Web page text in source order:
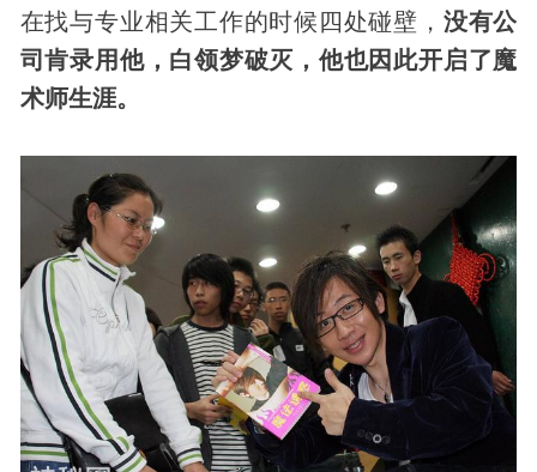
在找与专业相关工作的时候四处碰壁， 没有公
司肯录用他，白领梦破灭，他也因此开启了魔
术师生涯。